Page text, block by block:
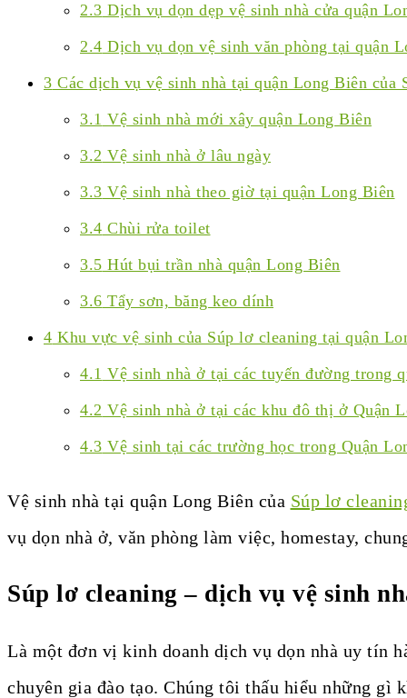
2.3 Dịch vụ dọn dẹp vệ sinh nhà cửa quận
2.4 Dịch vụ dọn vệ sinh văn phòng tại quận
3 Các dịch vụ vệ sinh nhà tại quận Long Biên của
3.1 Vệ sinh nhà mới xây quận Long Biên
3.2 Vệ sinh nhà ở lâu ngày
3.3 Vệ sinh nhà theo giờ tại quận Long Biên
3.4 Chùi rửa toilet
3.5 Hút bụi trần nhà quận Long Biên
3.6 Tẩy sơn, băng keo dính
4 Khu vực vệ sinh của Súp lơ cleaning tại quận
4.1 Vệ sinh nhà ở tại các tuyến đường trong
4.2 Vệ sinh nhà ở tại các khu đô thị ở Quận
4.3 Vệ sinh tại các trường học trong Quận
Vệ sinh nhà tại quận Long Biên của Súp lơ
vụ dọn nhà ở, văn phòng làm việc, homestay,
Súp lơ cleaning – dịch vụ vệ sinh
Là một đơn vị kinh doanh dịch vụ dọn nhà uy tín
chuyên gia đào tạo. Chúng tôi thấu hiểu những gì